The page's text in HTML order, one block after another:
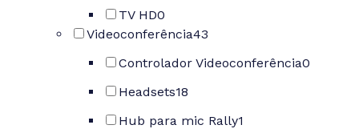
TV HD0
Videoconferência43
Controlador Videoconferência0
Headsets18
Hub para mic Rally1